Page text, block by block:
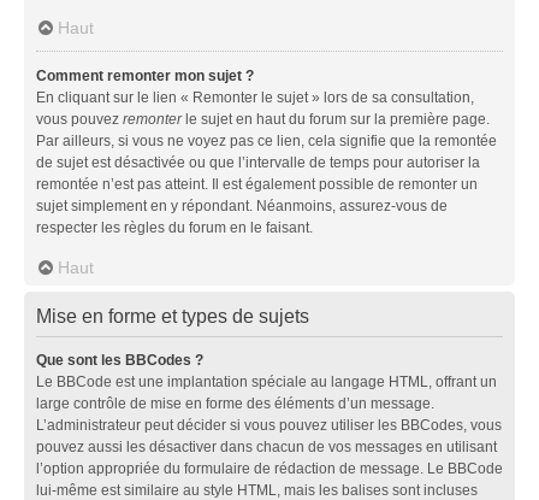
Haut
Comment remonter mon sujet ?
En cliquant sur le lien « Remonter le sujet » lors de sa consultation,
vous pouvez remonterle sujet en haut du forum sur la première page.
Par ailleurs, si vous ne voyez pas ce lien, cela signifie que la remontée
de sujet est désactivée ou que l’intervalle de temps pour autoriser la
remontée n’est pas atteint. Il est également possible de remonter un
sujet simplement en y répondant. Néanmoins, assurez-vous de
respecter les règles du forum en le faisant.
Haut
Mise en forme et types de sujets
Que sont les BBCodes ?
Le BBCode est une implantation spéciale au langage HTML, offrant un
large contrôle de mise en forme des éléments d’un message.
L’administrateur peut décider si vous pouvez utiliser les BBCodes, vous
pouvez aussi les désactiver dans chacun de vos messages en utilisant
l’option appropriée du formulaire de rédaction de message. Le BBCode
lui-même est similaire au style HTML, mais les balises sont incluses